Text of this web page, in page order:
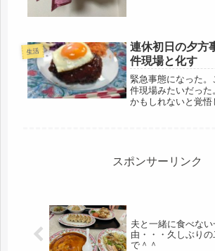
生活
連休初日の夕方
件現場と化す
緊急事態になった
件現場みたいだっ
かもしれないと覚悟
パ...
スポンサーリンク
夫と一緒に食べない
由・・・久しぶり
で＾＾